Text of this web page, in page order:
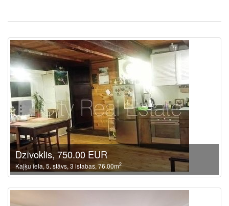
Dzīvoklis, 750.00 EUR
Kaļķu iela, 5. stāvs, 3 istabas, 76.00m2